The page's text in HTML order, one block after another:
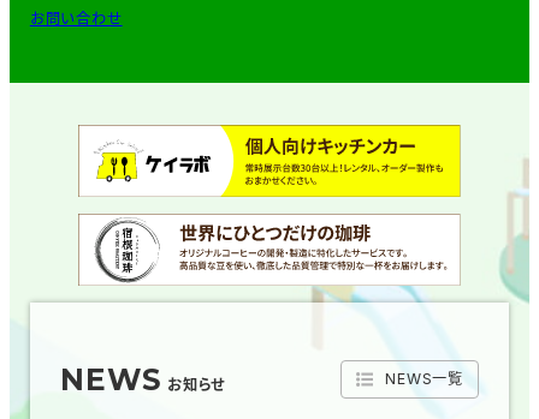
NEWS お知らせ NEWS一覧
お問い合わせ